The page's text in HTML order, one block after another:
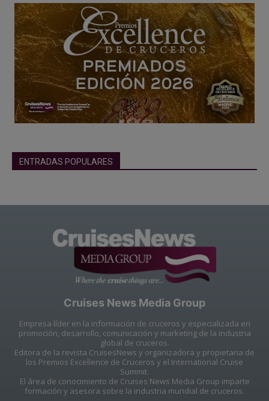
ENTRADAS POPULARES
Cruises News Media Group
Empresa líder en la información de cruceros y especializada en
promoción, desarrollo, comunicación y marketing de la industria
global de cruceros.
Editora de la revista CruisesNews y organizadora y propietaria de
los Premios Excellence de Cruceros y el International Cruise
Summit.
El área de conocimiento de Cruises News Media Group imparte
formación y asesora sobre la industria mundial de cruceros.